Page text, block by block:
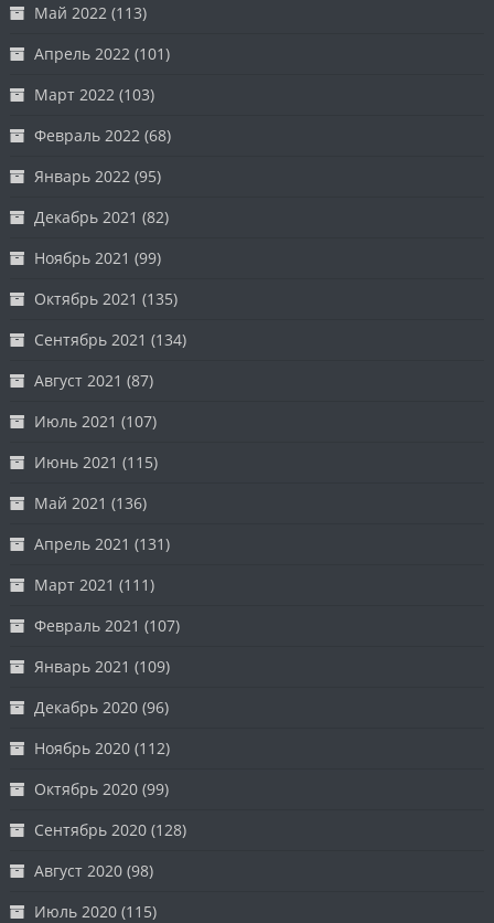
Май 2022 (113)
Апрель 2022 (101)
Март 2022 (103)
Февраль 2022 (68)
Январь 2022 (95)
Декабрь 2021 (82)
Ноябрь 2021 (99)
Октябрь 2021 (135)
Сентябрь 2021 (134)
Август 2021 (87)
Июль 2021 (107)
Июнь 2021 (115)
Май 2021 (136)
Апрель 2021 (131)
Март 2021 (111)
Февраль 2021 (107)
Январь 2021 (109)
Декабрь 2020 (96)
Ноябрь 2020 (112)
Октябрь 2020 (99)
Сентябрь 2020 (128)
Август 2020 (98)
Июль 2020 (115)